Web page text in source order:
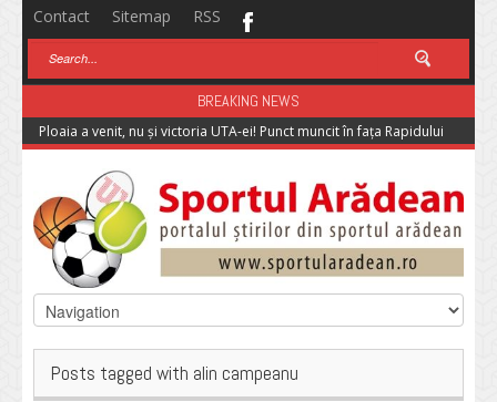
Contact Sitemap RSS
BREAKING NEWS
Ploaia a venit, nu și victoria UTA-ei! Punct muncit în fața Rapidului
Posts tagged with alin campeanu